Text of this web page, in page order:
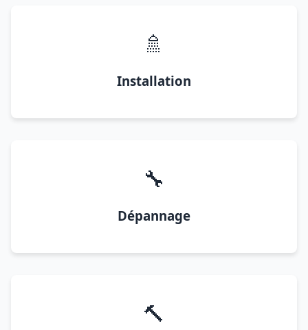
🚿
Installation
🔧
Dépannage
🔨